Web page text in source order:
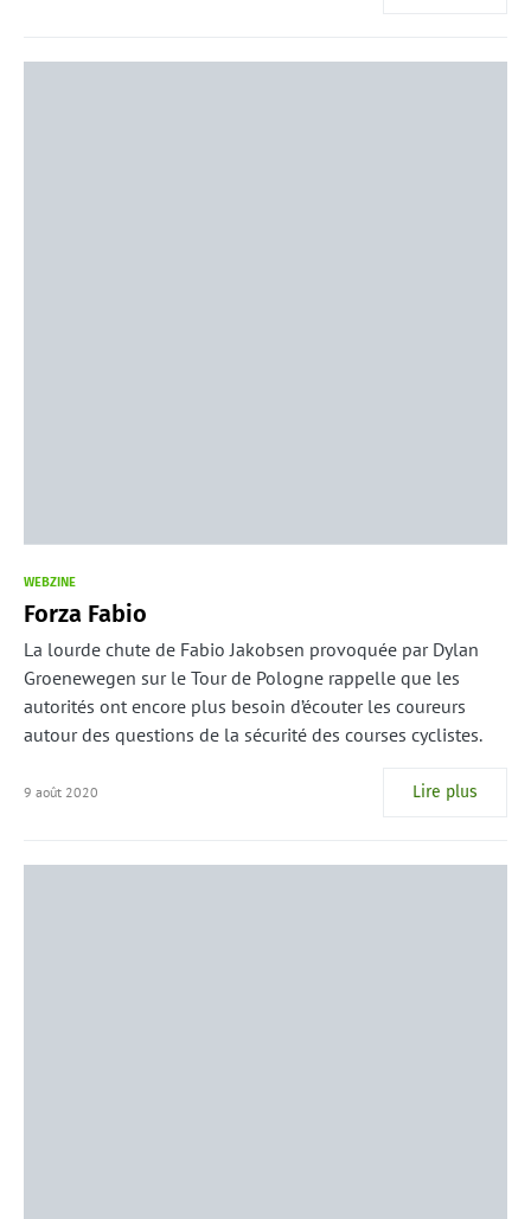
WEBZINE
Forza Fabio
La lourde chute de Fabio Jakobsen provoquée par Dylan
Groenewegen sur le Tour de Pologne rappelle que les
autorités ont encore plus besoin d’écouter les coureurs
autour des questions de la sécurité des courses cyclistes.
9 août 2020 Lire plus